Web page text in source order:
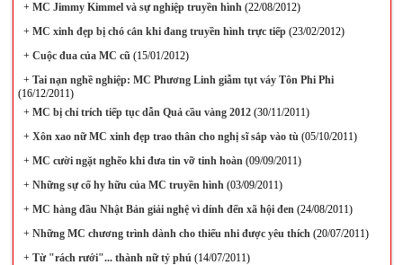
+MC Jimmy Kimmel và sự nghiệp truyền hình(22/08/2012)
+MC xinh đẹp bị chó cắn khi đang truyền hình trực tiếp(23/02/2012)
+Cuộc đua của MC cũ(15/01/2012)
+Tai nạn nghề nghiệp: MC Phương Linh giẫm tụt váy Tôn Phi Phi
(16/12/2011)
+MC bị chỉ trích tiếp tục dẫn Quả cầu vàng 2012(30/11/2011)
+Xôn xao nữ MC xinh đẹp trao thân cho nghị sĩ sắp vào tù(05/10/2011)
+MC cười ngặt nghẽo khi đưa tin vỡ tinh hoàn(09/09/2011)
+Những sự cố hy hữu của MC truyền hình(03/09/2011)
+MC hàng đầu Nhật Bản giải nghệ vì dính đến xã hội đen(24/08/2011)
+Những MC chương trình dành cho thiếu nhi được yêu thích(20/07/2011)
+Từ "rách rưới"... thành nữ tỷ phú(14/07/2011)